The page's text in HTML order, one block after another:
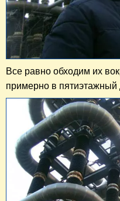
Все равно обходим их
примерно в пятиэтажный